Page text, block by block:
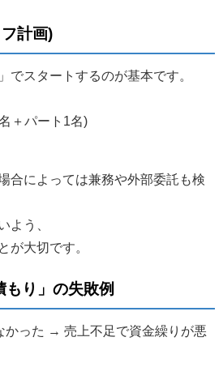
計画)
でスタートするのが基本です。
＋パート1名)
合によっては兼務や外部委託も検
よう、
が大切です。
もり」の失敗例
かった → 売上不足で資金繰りが悪